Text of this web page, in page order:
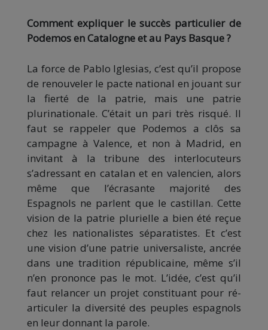
Comment expliquer le succès particulier de
Podemos en Catalogne et au Pays Basque ?
La force de Pablo Iglesias, c’est qu’il propose
de renouveler le pacte national en jouant sur
la fierté de la patrie, mais une patrie
plurinationale. C’était un pari très risqué. Il
faut se rappeler que Podemos a clôs sa
campagne à Valence, et non à Madrid, en
invitant à la tribune des interlocuteurs
s’adressant en catalan et en valencien, alors
même que l’écrasante majorité des
Espagnols ne parlent que le castillan. Cette
vision de la patrie plurielle a bien été reçue
chez les nationalistes séparatistes. Et c’est
une vision d’une patrie universaliste, ancrée
dans une tradition républicaine, même s’il
n’en prononce pas le mot. L’idée, c’est qu’il
faut relancer un projet constituant pour ré-
articuler la diversité des peuples espagnols
en leur donnant la parole.